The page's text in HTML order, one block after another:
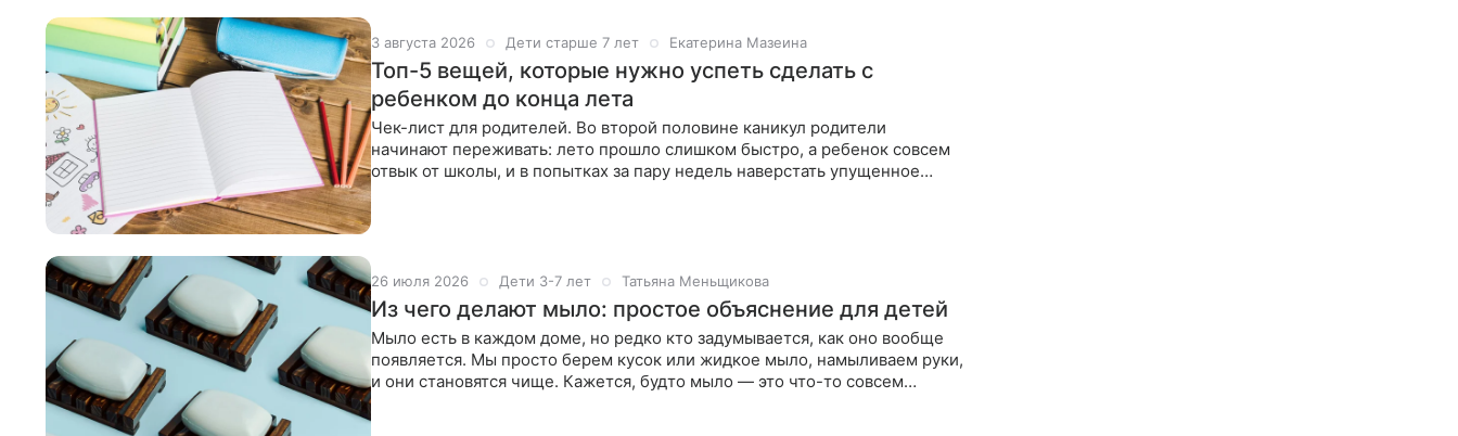
3 августа 2026 Дети старше 7 лет Екатерина Мазеина
Топ-5 вещей, которые нужно успеть сделать с
ребенком до конца лета
Чек-лист для родителей. Во второй половине каникул родители
начинают переживать: лето прошло слишком быстро, а ребенок совсем
отвык от школы, и в попытках за пару недель наверстать упущенное
26 июля 2026 Дети 3-7 лет Татьяна Меньщикова
Из чего делают мыло: простое объяснение для детей
Мыло есть в каждом доме, но редко кто задумывается, как оно вообще
появляется. Мы просто берем кусок или жидкое мыло, намыливаем руки,
и они становятся чище. Кажется, будто мыло — это что-то совсем